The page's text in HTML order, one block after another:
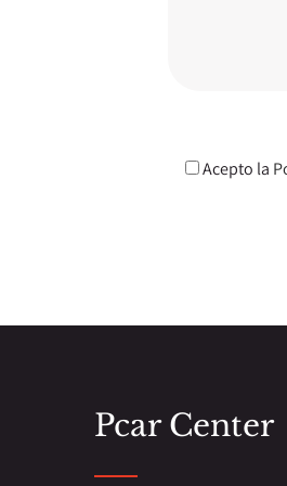
Acepto la
Pcar Center